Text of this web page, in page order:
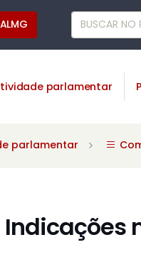
parlamentar
parlamentar